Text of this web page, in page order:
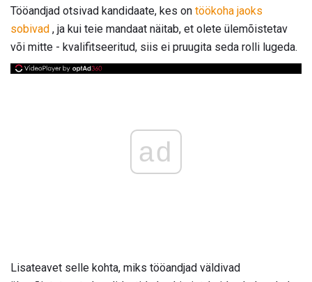
Tööandjad otsivad kandidaate, kes on töökoha jaoks
sobivad , ja kui teie mandaat näitab, et olete ülemõistetav
või mitte - kvalifitseeritud, siis ei pruugita seda rolli lugeda.
ad
Lisateavet selle kohta, miks tööandjad väldivad